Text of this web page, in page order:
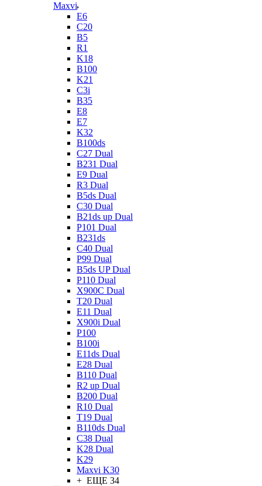
Maxvi
E6
C20
B5
R1
K18
B100
K21
C3i
B35
E8
E7
K32
B100ds
C27 Dual
B231 Dual
E9 Dual
R3 Dual
B5ds Dual
C30 Dual
B21ds up Dual
P101 Dual
B231ds
C40 Dual
P99 Dual
B5ds UP Dual
P110 Dual
X900C Dual
T20 Dual
E11 Dual
X900i Dual
P100
B100i
E11ds Dual
E28 Dual
B110 Dual
R2 up Dual
B200 Dual
R10 Dual
T19 Dual
B110ds Dual
C38 Dual
K28 Dual
K29
Maxvi K30
+ ЕЩЕ 34